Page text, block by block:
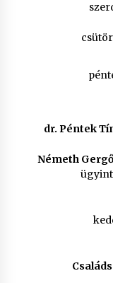
dr. Péntek
Németh Gergő